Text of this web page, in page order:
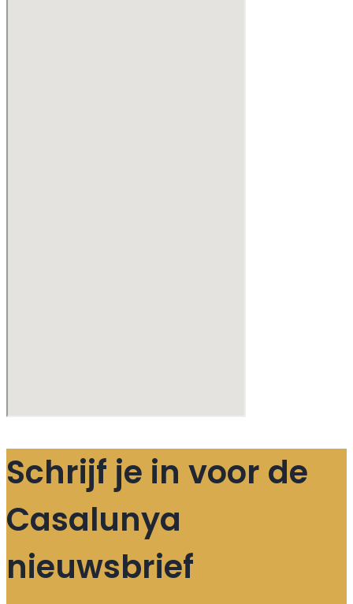
Schrijf je in voor de
Casalunya
nieuwsbrief